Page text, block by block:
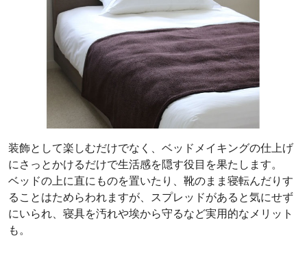
装飾として楽しむだけでなく、ベッドメイキングの仕上げ
にさっとかけるだけで生活感を隠す役目を果たします。
ベッドの上に直にものを置いたり、靴のまま寝転んだりす
ることはためらわれますが、スプレッドがあると気にせず
にいられ、寝具を汚れや埃から守るなど実用的なメリット
も。